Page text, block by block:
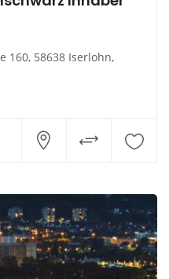
160, 58638 Iserlohn,